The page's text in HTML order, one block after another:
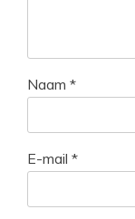
Naam *
E-mail *